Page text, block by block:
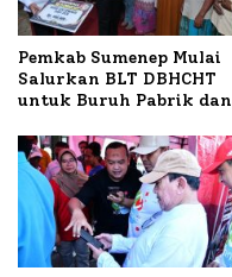
Pemkab Sumenep Mulai
Salurkan BLT DBHCHT
untuk Buruh Pabrik dan